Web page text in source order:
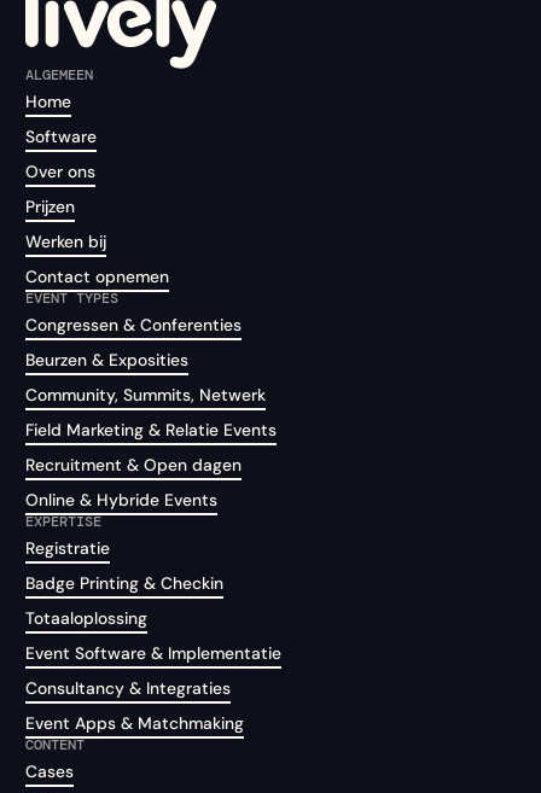
ALGEMEEN
Home
Software
Over ons
Prijzen
Werken bij
Contact opnemen
EVENT TYPES
Congressen & Conferenties
Beurzen & Exposities
Community, Summits, Netwerk
Field Marketing & Relatie Events
Recruitment & Open dagen
Online & Hybride Events
EXPERTISE
Registratie
Badge Printing & Checkin
Totaaloplossing
Event Software & Implementatie
Consultancy & Integraties
Event Apps & Matchmaking
CONTENT
Cases